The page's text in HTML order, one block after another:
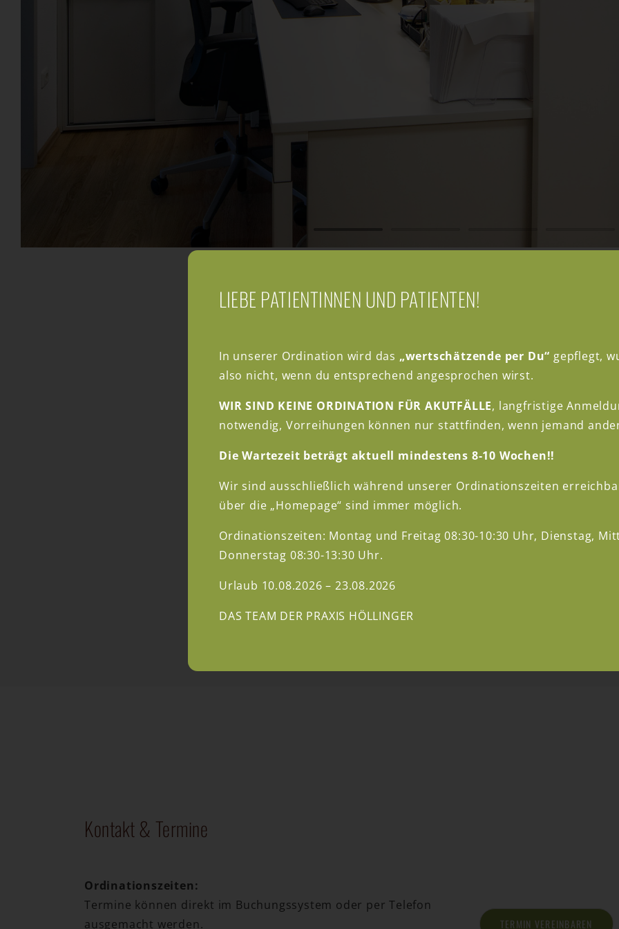
Die Praxis
Die neue Ordination liegt im Herzen von St. Peter:
muss durch die Räumlichkeiten der Allianz-Versicherung
durchgehen. Am Ortsplatz stehen ausreichend gebührenfreie
Verfügung, die Ordination ist natürlich behindertengerecht
Als Wahlarzt habe ich keine fixen Ordinationszeiten,
unbedingt erforderlich.
Kontakt & Termine
Ordinationszeiten:
Termine können direkt im Buchungssystem oder per Telefon
ausgemacht werden.
TERMIN VEREINBAREN
LIEBE PATIENTINNEN UND PATIENTEN!
In unserer Ordination wird das „wertschätzende per Du“ gepflegt,
also nicht, wenn du entsprechend angesprochen wirst.
WIR SIND KEINE ORDINATION FÜR AKUTFÄLLE, langfristige
notwendig, Vorreihungen können nur stattfinden, wenn jemand
Die Wartezeit beträgt aktuell mindestens 8-10 Wochen!!
Wir sind ausschließlich während unserer Ordinationszeiten
über die „Homepage“ sind immer möglich.
Ordinationszeiten: Montag und Freitag 08:30-10:30 Uhr, Dienstag,
Donnerstag 08:30-13:30 Uhr.
Urlaub 10.08.2026 – 23.08.2026
DAS TEAM DER PRAXIS HÖLLINGER